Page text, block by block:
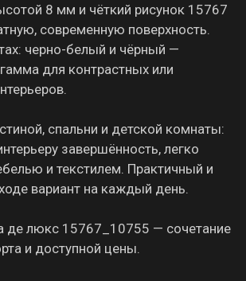
8 мм и чёткий рисунок 15767
современную поверхность.
черно-белый и чёрный —
для контрастных или
спальни и детской комнаты:
завершённость, легко
и текстилем. Практичный и
вариант на каждый день.
де люкс 15767_10755 — сочетание
и доступной цены.